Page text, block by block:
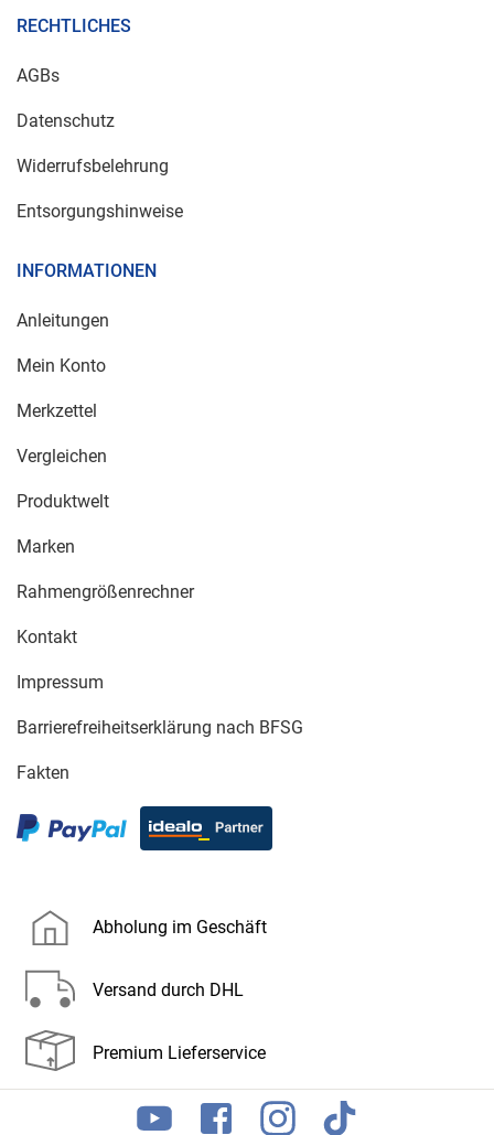
RECHTLICHES
AGBs
Datenschutz
Widerrufsbelehrung
Entsorgungshinweise
INFORMATIONEN
Anleitungen
Mein Konto
Merkzettel
Vergleichen
Produktwelt
Marken
Rahmengrößenrechner
Kontakt
Impressum
Barrierefreiheitserklärung nach BFSG
Fakten
Abholung im Geschäft
Versand durch DHL
Premium Lieferservice